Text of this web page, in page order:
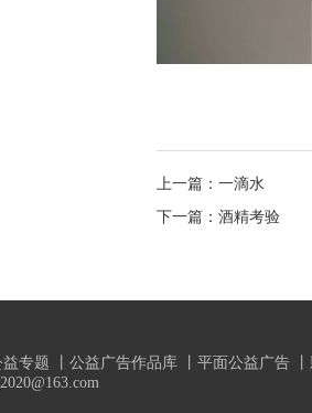
上一篇： 一滴水
下一篇： 酒精考验
益专题 公益广告作品库 平面公益广告